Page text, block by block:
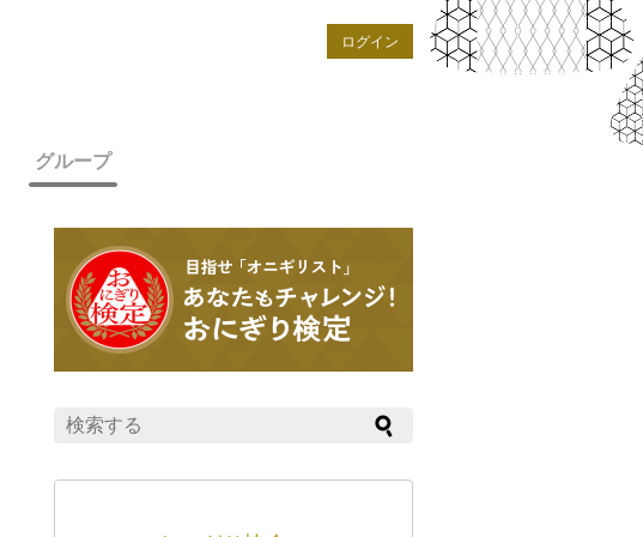
ログイン
グループ